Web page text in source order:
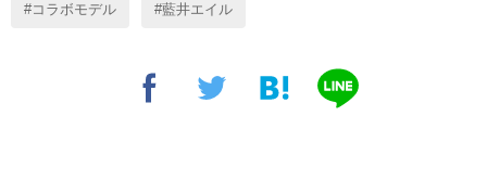
コラボモデル 藍井エイル